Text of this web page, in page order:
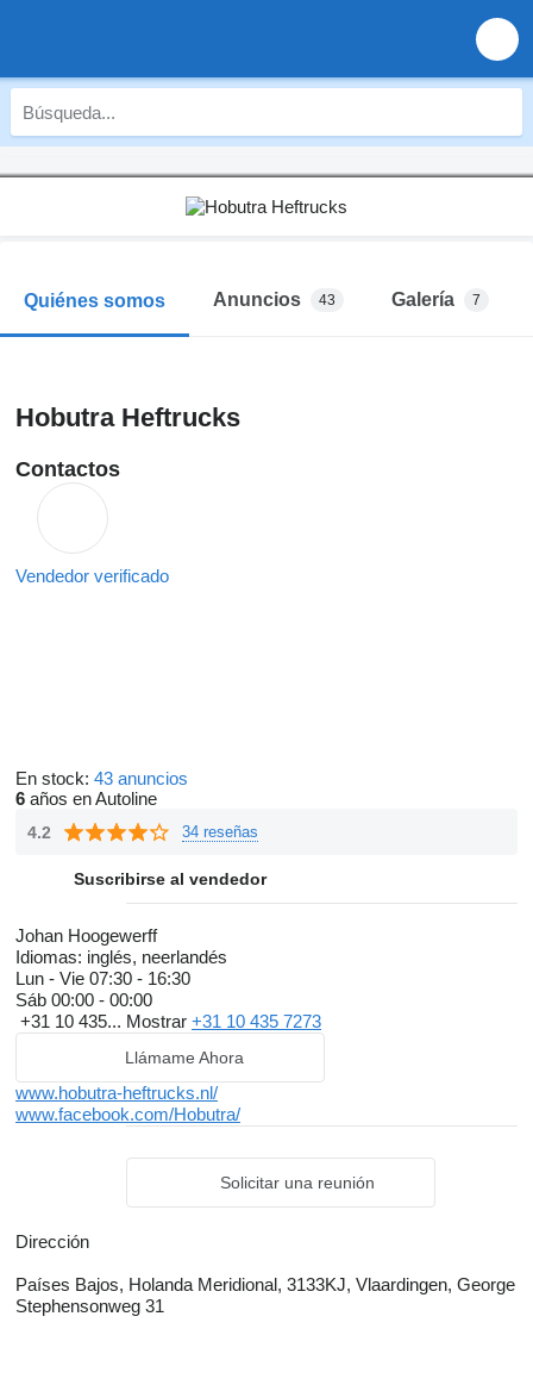
Quiénes somos Anuncios 43 Galería 7
Hobutra Heftrucks
Contactos
Vendedor verificado
En stock: 43 anuncios
6 años en Autoline
4.2 34 reseñas
Suscribirse al vendedor
Johan Hoogewerff
Idiomas: inglés, neerlandés
Lun - Vie 07:30 - 16:30
Sáb 00:00 - 00:00
+31 10 435... Mostrar +31 10 435 7273
Llámame Ahora
www.hobutra-heftrucks.nl/
www.facebook.com/Hobutra/
Solicitar una reunión
Dirección
Países Bajos, Holanda Meridional, 3133KJ, Vlaardingen, George
Stephensonweg 31